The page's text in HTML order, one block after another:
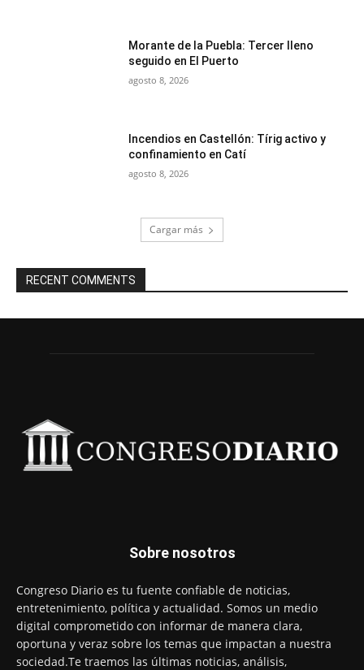
Morante de la Puebla: Tercer lleno
seguido en El Puerto
agosto 8, 2026
Incendios en Castellón: Tírig activo y
confinamiento en Catí
agosto 8, 2026
Cargar más
RECENT COMMENTS
Sobre nosotros
Congreso Diario es tu fuente confiable de noticias,
entretenimiento, política y actualidad. Somos un medio
digital comprometido con informar de manera clara,
oportuna y veraz sobre los temas que impactan a nuestra
sociedad.Te traemos las últimas noticias, análisis,